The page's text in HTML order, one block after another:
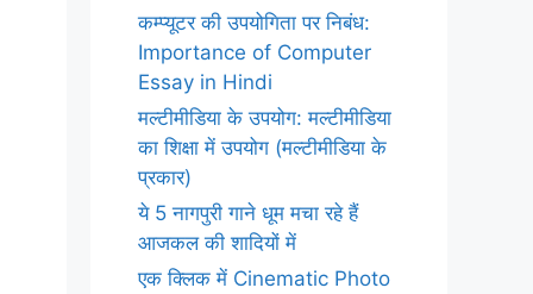
कम्प्यूटर की उपयोगिता पर निबंध:
Importance of Computer
Essay in Hindi
मल्टीमीडिया के उपयोग: मल्टीमीडिया
का शिक्षा में उपयोग (मल्टीमीडिया के
प्रकार)
ये 5 नागपुरी गाने धूम मचा रहे हैं
आजकल की शादियों में
एक क्लिक में Cinematic Photo